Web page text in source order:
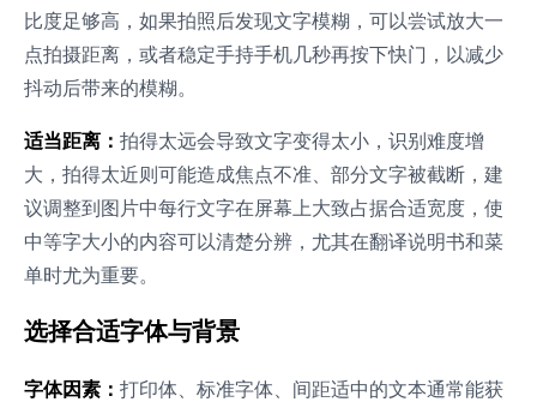
比度足够高，如果拍照后发现文字模糊，可以尝试放大一
点拍摄距离，或者稳定手持手机几秒再按下快门，以减少
抖动后带来的模糊。
适当距离： 拍得太远会导致文字变得太小，识别难度增
大，拍得太近则可能造成焦点不准、部分文字被截断，建
议调整到图片中每行文字在屏幕上大致占据合适宽度，使
中等字大小的内容可以清楚分辨，尤其在翻译说明书和菜
单时尤为重要。
选择合适字体与背景
字体因素： 打印体、标准字体、间距适中的文本通常能获